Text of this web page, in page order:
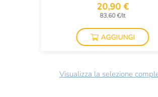
20,90 €
83,60 €/lt
AGGIUNGI
Visualizza la selezione